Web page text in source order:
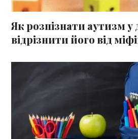
Як розпізнати аутизм у
відрізнити його від